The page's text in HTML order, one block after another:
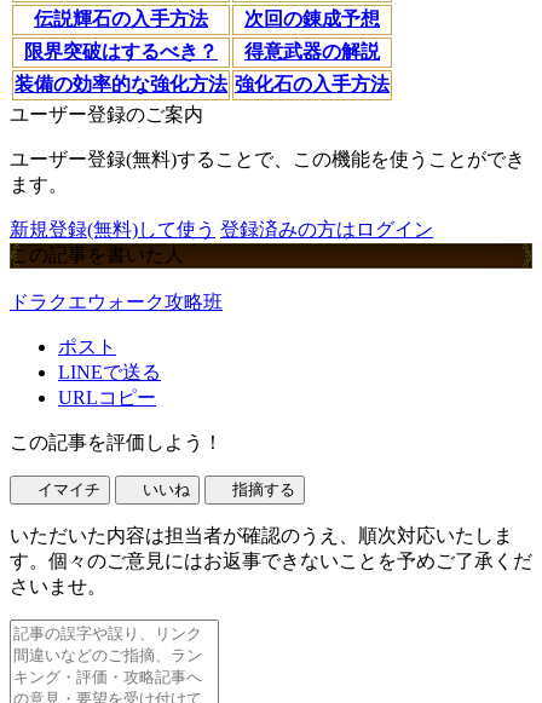
伝説輝石の入手方法
次回の錬成予想
限界突破はするべき？
得意武器の解説
装備の効率的な強化方法 強化石の入手方法
ユーザー登録のご案内
ユーザー登録(無料)することで、この機能を使うことができ
ます。
新規登録(無料)して使う 登録済みの方はログイン
この記事を書いた人
ドラクエウォーク攻略班
ポスト
LINEで送る
URLコピー
この記事を評価しよう！
イマイチ いいね 指摘する
いただいた内容は担当者が確認のうえ、順次対応いたしま
す。個々のご意見にはお返事できないことを予めご了承くだ
さいませ。